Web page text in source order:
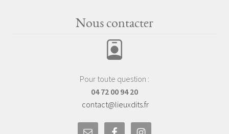
Nous contacter
Pour toute question :
04 72 00 94 20
contact@lieuxdits.fr